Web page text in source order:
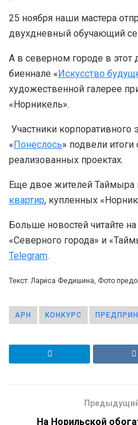
25 ноября наши мастера
двухдневный обучающий
А в северном городе в этот
биеннале «Искусство
художественной галерее
«Норникель».
Участники корпоративного
«Понеслось» подвели итоги
реализованных проектах.
Еще двое жителей Таймыра
квартир, купленных
Больше новостей читайте
«Северного города» и
Telegram.
Текст: Лариса Федишина, Фото
АРН КОНКУРС
На Норильской